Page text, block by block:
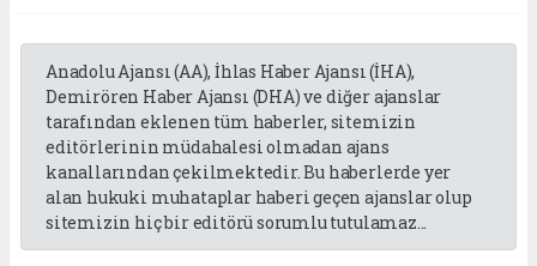
Anadolu Ajansı (AA), İhlas Haber Ajansı (İHA),
Demirören Haber Ajansı (DHA) ve diğer ajanslar
tarafından eklenen tüm haberler, sitemizin
editörlerinin müdahalesi olmadan ajans
kanallarından çekilmektedir. Bu haberlerde yer
alan hukuki muhataplar haberi geçen ajanslar olup
sitemizin hiç bir editörü sorumlu tutulamaz...